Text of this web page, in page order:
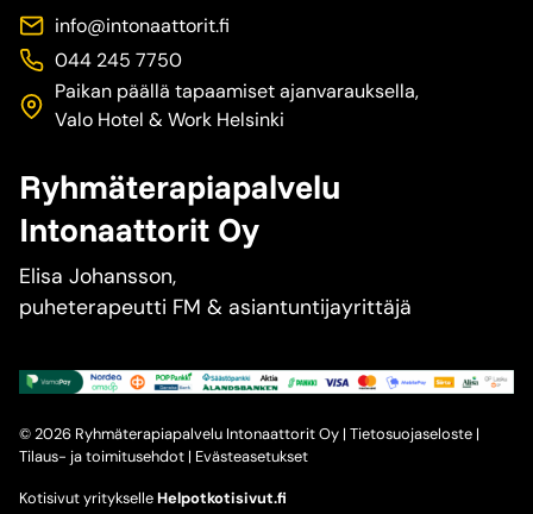
info@intonaattorit.fi
044 245 7750
Paikan päällä tapaamiset ajanvarauksella,
Valo Hotel & Work Helsinki
Ryhmäterapiapalvelu
Intonaattorit Oy
Elisa Johansson,
puheterapeutti FM & asiantuntijayrittäjä
© 2026 Ryhmäterapiapalvelu Intonaattorit Oy | Tietosuojaseloste |
Tilaus- ja toimitusehdot | Evästeasetukset
Kotisivut yritykselleHelpotkotisivut.fi